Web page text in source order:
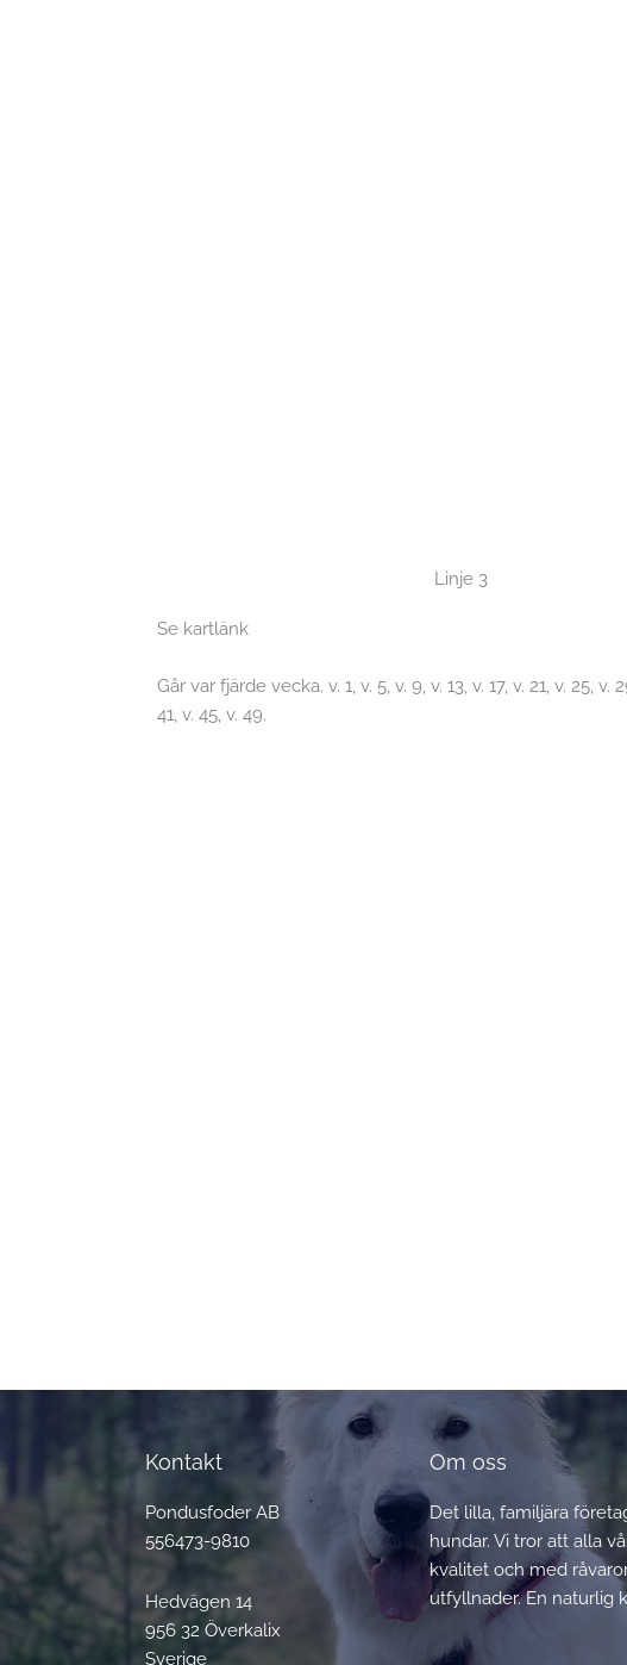
Linje 3
Se kartlänk
Går var fjärde vecka. v. 1, v. 5, v. 9, v. 13, v. 17, v. 21, v. 25, v.
41, v. 45, v. 49.
Kontakt
Pondusfoder AB
556473-9810
Hedvägen 14
956 32 Överkalix
Sverige
Om oss
Det lilla, familjära
hundar. Vi tror att alla
kvalitet och med
utfyllnader. En naturlig